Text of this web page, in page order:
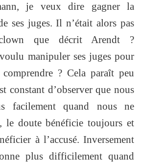
je veux dire gagner la
ses juges. Il n’était alors pas
que décrit Arendt ?
manipuler ses juges pour
? Cela paraît peu
constant d’observer que nous
facilement quand nous ne
le doute bénéficie toujours et
à l’accusé. Inversement
plus difficilement quand